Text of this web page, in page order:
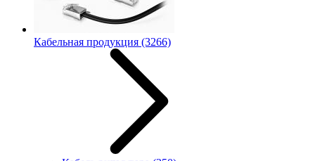
Кабельная продукция (3266)